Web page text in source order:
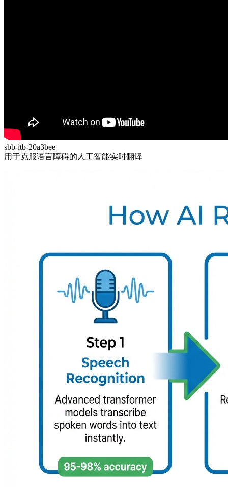
sbb-itb-20a3bee
用于克服语言障碍的人工智能实时翻译